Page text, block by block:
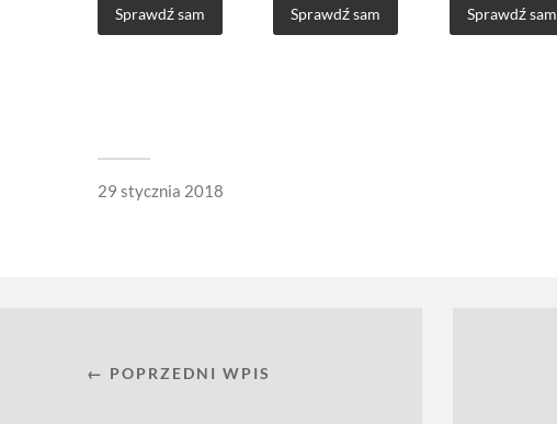
Sprawdź sam Sprawdź sam Sprawdź sam
29 stycznia 2018
← POPRZEDNI WPIS